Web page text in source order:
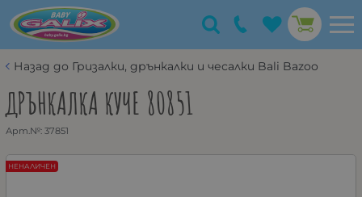
Назад до Гризалки, дрънкалки и чесалки Bali Bazoo
ДРЪНКАЛКА КУЧЕ 80851
Арт.№: 37851
НЕНАЛИЧЕН